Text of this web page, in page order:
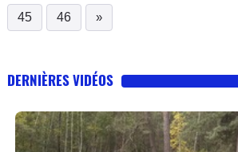
45 46 »
DERNIÈRES VIDÉOS